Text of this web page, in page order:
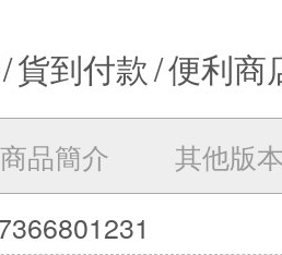
/貨到付款/便利商
商品簡介
其他版